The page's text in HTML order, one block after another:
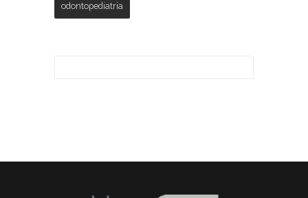
odontopediatria